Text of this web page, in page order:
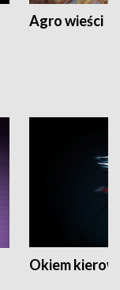
Agro wieści
Okiem